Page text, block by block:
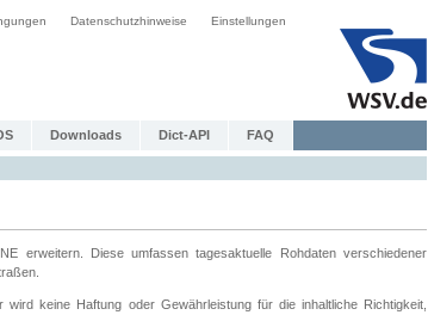
Datenschutzhinweise Einstellungen
Downloads Dict-API FAQ
erweitern. Diese umfassen tagesaktuelle Rohdaten verschiedener
keine Haftung oder Gewährleistung für die inhaltliche Richtigkeit,